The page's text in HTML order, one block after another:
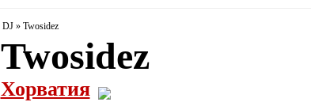
DJ» Twosidez
Twosidez
Хорватия